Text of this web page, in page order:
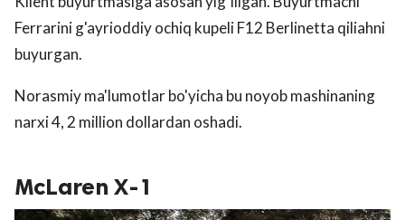
Ferrarini g'ayrioddiy ochiq kupeli F12 Berlinetta qiliahni
buyurgan.
Norasmiy ma'lumotlar bo'yicha bu noyob mashinaning
narxi 4, 2 million dollardan oshadi.
McLaren X-1